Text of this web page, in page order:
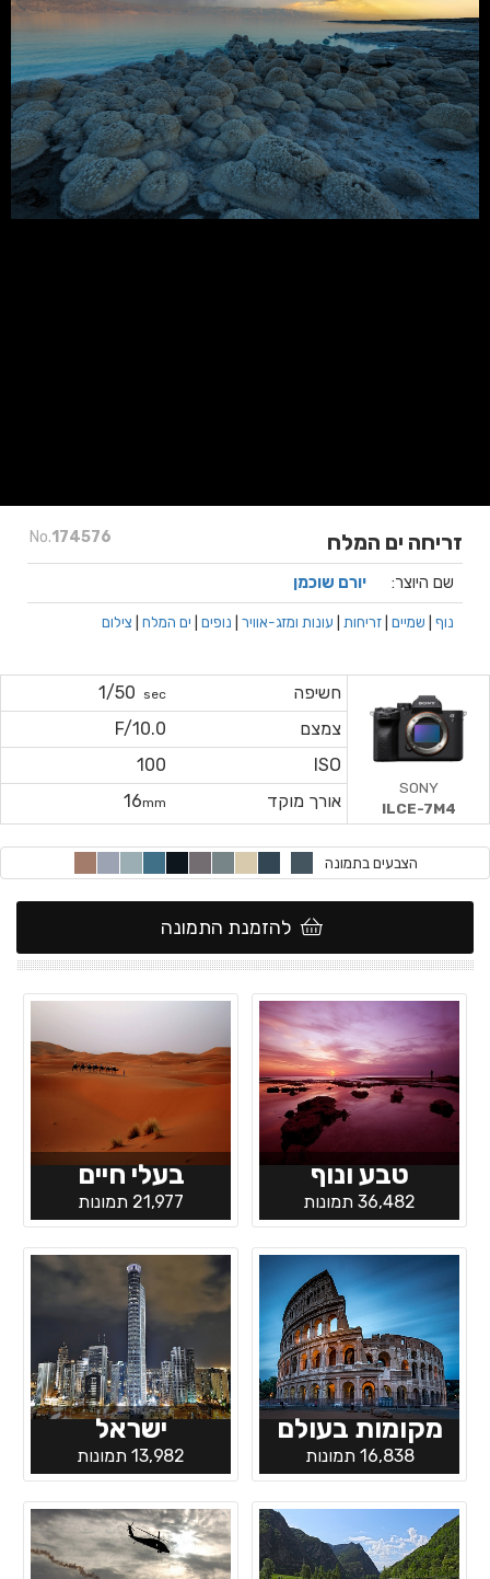
No.174576 זריחה ים המלח
שם היוצר: יורם שוכמן
נוף שמיים זריחות עונות ומזג-אוויר נופים ים המלח צילום
חשיפה sec
1/50
צמצם
F/10.0
ISO
100
אורך מוקד
16mm
SONY
ILCE-7M4
הצבעים בתמונה
להזמנת התמונה
טבע ונוף
36,482 תמונות
בעלי חיים
21,977 תמונות
מקומות בעולם
16,838 תמונות
ישראל
13,982 תמונות